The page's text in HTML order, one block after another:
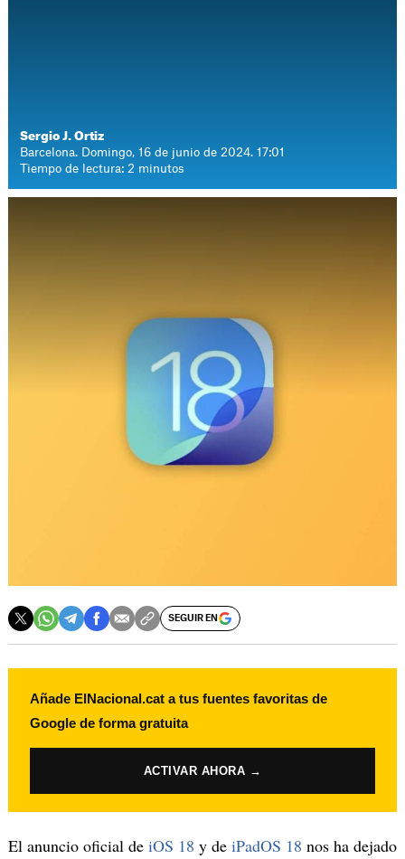
Sergio J. Ortiz
Barcelona. Domingo, 16 de junio de 2024. 17:01
Tiempo de lectura: 2 minutos
SEGUIR EN
Añade ElNacional.cat a tus fuentes favoritas de
Google de forma gratuita
ACTIVAR AHORA →
El anuncio oficial de iOS 18 y de iPadOS 18 nos ha dejado